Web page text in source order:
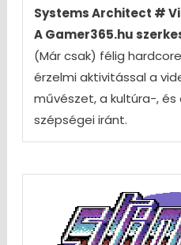
Systems Architect #
A Gamer365.hu
(Már csak) félig
érzelmi aktivitással a
művészet, a kultúra-, és
szépségei iránt.